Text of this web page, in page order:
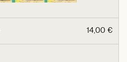
14,00 €